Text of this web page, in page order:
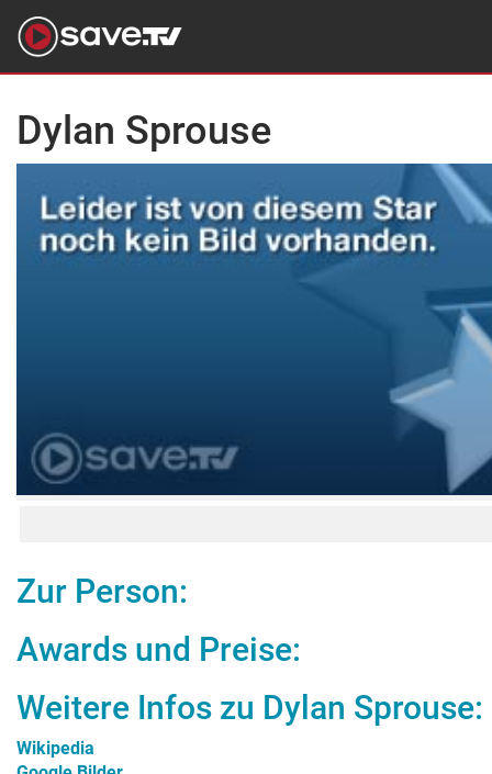
Dylan Sprouse
Zur Person:
Awards und Preise:
Weitere Infos zu Dylan Sprouse:
Wikipedia